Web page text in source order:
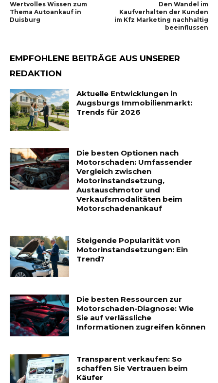
Wertvolles Wissen zum
Thema Autoankauf in
Duisburg
Den Wandel im
Kaufverhalten der Kunden
im Kfz Marketing nachhaltig
beeinflussen
EMPFOHLENE BEITRÄGE AUS UNSERER
REDAKTION
Aktuelle Entwicklungen in
Augsburgs Immobilienmarkt:
Trends für 2026
Die besten Optionen nach
Motorschaden: Umfassender
Vergleich zwischen
Motorinstandsetzung,
Austauschmotor und
Verkaufsmodalitäten beim
Motorschadenankauf
Steigende Popularität von
Motorinstandsetzungen: Ein
Trend?
Die besten Ressourcen zur
Motorschaden-Diagnose: Wie
Sie auf verlässliche
Informationen zugreifen können
Transparent verkaufen: So
schaffen Sie Vertrauen beim
Käufer